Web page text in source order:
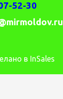
52-30
в InSales